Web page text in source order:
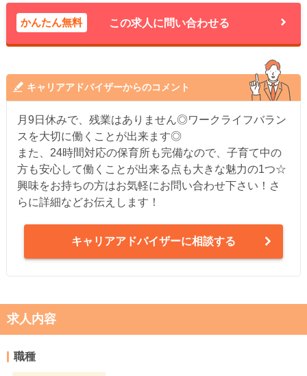
かんたん無料 この求人に問い合わせる
キャリアアドバイザーからのコメント
月9日休みで、残業はありません◎ワークライフバラン
スを大切に働くことが出来ます◎
また、24時間対応の保育所も完備なので、子育て中の
方も安心して働くことが出来る点も大きな魅力の1つ☆
興味をお持ちの方はお気軽にお問い合わせ下さい！さ
らに詳細などお伝えします！
キャリアアドバイザーに相談する
求人内容
職種